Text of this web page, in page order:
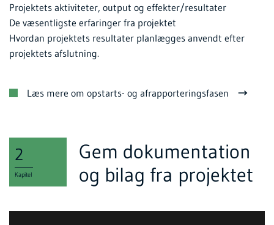
Projektets aktiviteter, output og effekter/resultater
De væsentligste erfaringer fra projektet
Hvordan projektets resultater planlægges anvendt efter
projektets afslutning.
Læs mere om opstarts- og afrapporteringsfasen
Kapitel
2
Gem dokumentation
og bilag fra projektet